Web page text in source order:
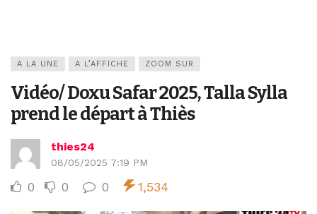
A LA UNE A L’AFFICHE ZOOM SUR
Vidéo/ Doxu Safar 2025, Talla Sylla
prend le départ à Thiès
thies24
08/05/2025 7:19 PM
0 0 0 1,534